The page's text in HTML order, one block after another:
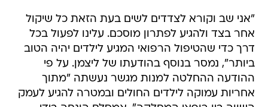
"אני שב וקורא לצדדים לשים בעת הזאת כל שיקול
אחר בצד ולהגיע לפתרון מוסכם. עלינו לפעול בכל
דרך כדי שהטיפול הרפואי המגיע לילדים יהיה הטוב
ביותר", נמסר בנוסף בהודעתו של ליצמן. על פי
ההודעה ההחלטה למנות מגשר נעשתה "מתוך
אחריות עמוקה לילדים החולים ובמטרה להגיע לעמק